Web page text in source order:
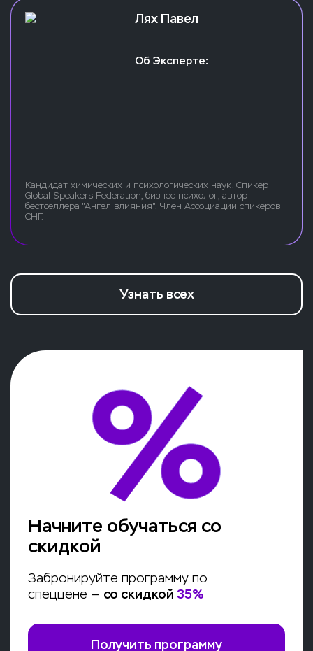
Лях Павел
Об Эксперте:
Кандидат химических и психологических наук. Спикер
Global Speakers Federation, бизнес-психолог, автор
бестселлера "Ангел влияния". Член Ассоциации спикеров
СНГ.
Узнать всех
Начните обучаться со
скидкой
Забронируйте программу по
спеццене — со скидкой 35%
Получить программу